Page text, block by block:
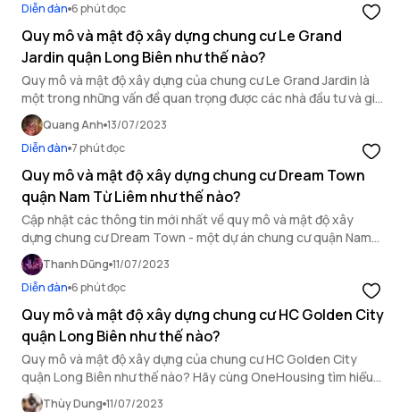
Diễn đàn 6 phút đọc
Quy mô và mật độ xây dựng chung cư Le Grand
Jardin quận Long Biên như thế nào?
Quy mô và mật độ xây dựng của chung cư Le Grand Jardin là
một trong những vấn đề quan trọng được các nhà đầu tư và gia
chủ quan tâm. Cùng tìm hiểu ngay!
Quang Anh 13/07/2023
Diễn đàn 7 phút đọc
Quy mô và mật độ xây dựng chung cư Dream Town
quận Nam Từ Liêm như thế nào?
Cập nhật các thông tin mới nhất về quy mô và mật độ xây
dựng chung cư Dream Town - một dự án chung cư quận Nam
Từ Liêm qua bài viết sau.
Thanh Dũng 11/07/2023
Diễn đàn 6 phút đọc
Quy mô và mật độ xây dựng chung cư HC Golden City
quận Long Biên như thế nào?
Quy mô và mật độ xây dựng của chung cư HC Golden City
quận Long Biên như thế nào? Hãy cùng OneHousing tìm hiểu
trong bài viết dưới đây.
Thùy Dung 11/07/2023